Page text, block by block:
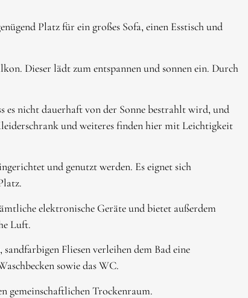
Platz für ein großes Sofa, einen Esstisch und
Dieser lädt zum entspannen und sonnen ein. Durch
es nicht dauerhaft von der Sonne bestrahlt wird, und
und weiteres finden hier mit Leichtigkeit
und genutzt werden. Es eignet sich
elektronische Geräte und bietet außerdem
Luft.
Fliesen verleihen dem Bad eine
sowie das WC.
gemeinschaftlichen Trockenraum.